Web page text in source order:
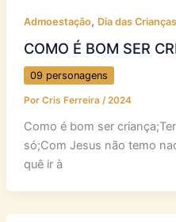
Admoestação, Dia das Crianças
COMO É BOM SER
09 personagens
Por Cris Ferreira /2024
Como é bom ser
só;Com Jesus não temo
quê ir à